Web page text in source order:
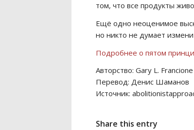
том, что все продукты
Ещё одно неоценимое
но никто не думает
Подробнее о пятом
Авторство: Gary L.
Перевод: Денис Шаманов
Источник:
Share this entry